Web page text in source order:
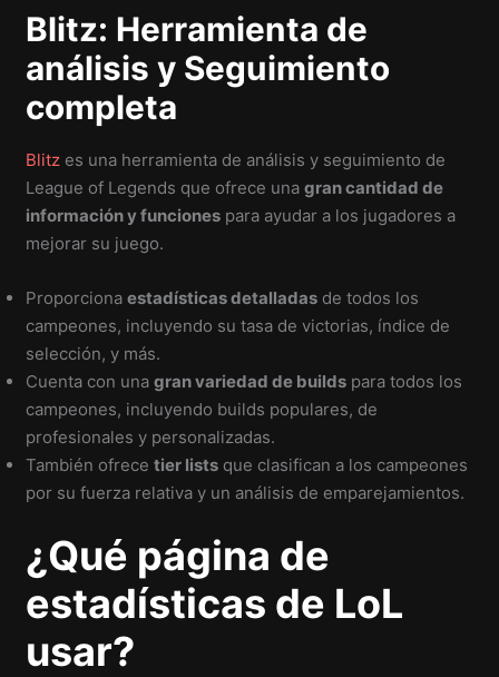
Blitz: Herramienta de
análisis y Seguimiento
completa
Blitz es una herramienta de análisis y seguimiento de
League of Legends que ofrece unagran cantidad de
información y funciones para ayudar a los jugadores a
mejorar su juego.
Proporcionaestadísticas detalladas de todos los
campeones, incluyendo su tasa de victorias, índice de
selección, y más.
Cuenta con unagran variedad de builds para todos los
campeones, incluyendo builds populares, de
profesionales y personalizadas.
También ofrecetier lists que clasifican a los campeones
por su fuerza relativa y un análisis de emparejamientos.
¿Qué página de
estadísticas de LoL
usar?